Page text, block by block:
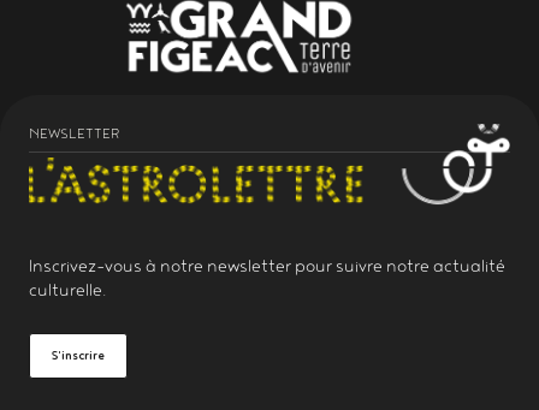
NEWSLETTER
Inscrivez-vous à notre newsletter pour suivre notre actualité
culturelle.
S'inscrire